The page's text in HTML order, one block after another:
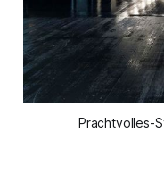
Prachtvolles-